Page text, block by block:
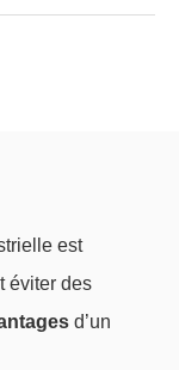
est
éviter des
d’un